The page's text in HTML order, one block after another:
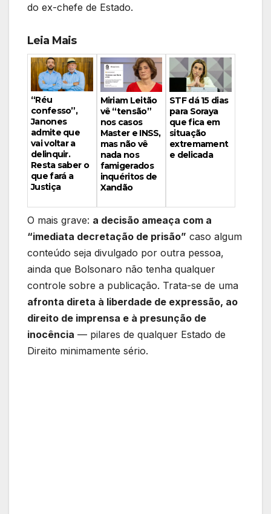
do ex-chefe de Estado.
Leia Mais
“Réu
confesso”,
Janones
admite que
vai voltar a
delinquir.
Resta saber o
que fará a
Justiça
Miriam Leitão
vê “tensão”
nos casos
Master e INSS,
mas não vê
nada nos
famigerados
inquéritos de
Xandão
STF dá 15 dias
para Soraya
que fica em
situação
extremament
e delicada
O mais grave: a decisão ameaça com a
“imediata decretação de prisão” caso algum
conteúdo seja divulgado por outra pessoa,
ainda que Bolsonaro não tenha qualquer
controle sobre a publicação. Trata-se de uma
afronta direta à liberdade de expressão, ao
direito de imprensa e à presunção de
inocência — pilares de qualquer Estado de
Direito minimamente sério.